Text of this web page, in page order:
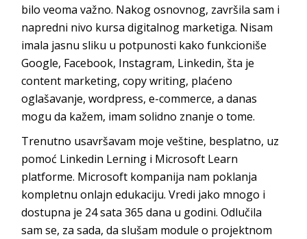
bilo veoma važno. Nakog osnovnog, završila sam i
napredni nivo kursa digitalnog marketiga. Nisam
imala jasnu sliku u potpunosti kako funkcioniše
Google, Facebook, Instagram, Linkedin, šta je
content marketing, copy writing, plaćeno
oglašavanje, wordpress, e-commerce, a danas
mogu da kažem, imam solidno znanje o tome.
Trenutno usavršavam moje veštine, besplatno, uz
pomoć Linkedin Lerning i Microsoft Learn
platforme. Microsoft kompanija nam poklanja
kompletnu onlajn edukaciju. Vredi jako mnogo i
dostupna je 24 sata 365 dana u godini. Odlučila
sam se, za sada, da slušam module o projektnom